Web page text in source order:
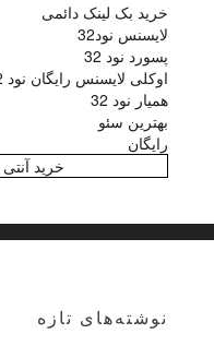
خرید بک لینک دائمی
لایسنس نود32
پسورد نود 32
اوکلی لایسنس رایگان نود 32
همیار نود 32
بهترین سئو
رایگان
خرید آنتی
نوشته‌های تازه